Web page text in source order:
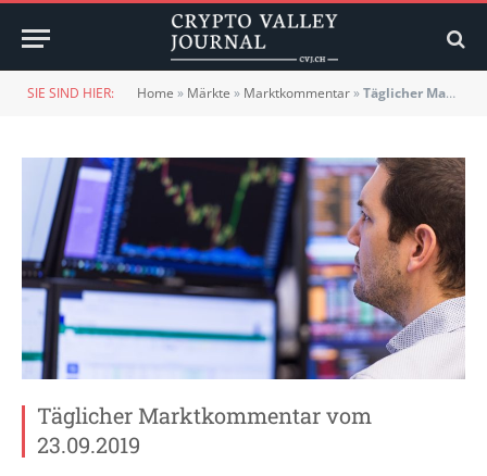
SIE SIND HIER: Home » Märkte » Marktkommentar»Täglicher Marktkommentar vom 23.09.2019
Täglicher Marktkommentar vom
23.09.2019